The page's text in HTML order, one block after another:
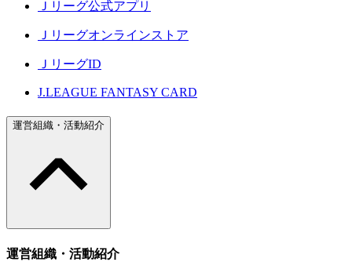
Ｊリーグ公式アプリ
Ｊリーグオンラインストア
ＪリーグID
J.LEAGUE FANTASY CARD
運営組織・活動紹介
運営組織・活動紹介